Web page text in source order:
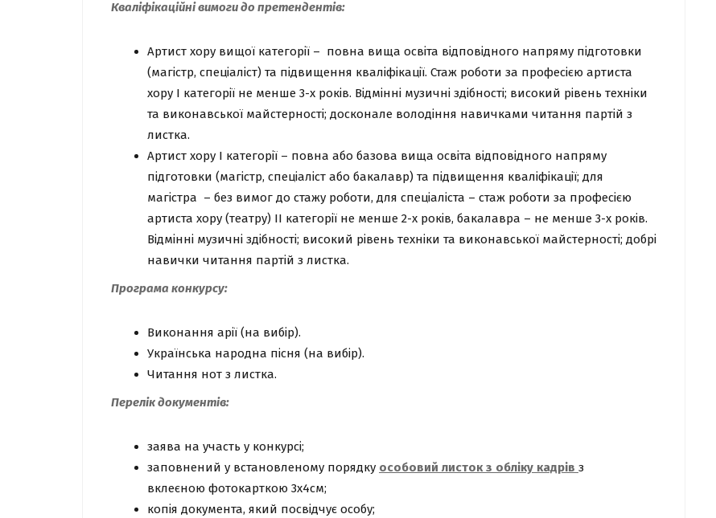
Кваліфікаційні вимоги до претендентів:
Артист хору вищої категорії – повна вища освіта відповідного напряму підготовки
(магістр, спеціаліст) та підвищення кваліфікації. Стаж роботи за професією артиста
хору I категорії не менше 3-х років. Відмінні музичні здібності; високий рівень техніки
та виконавської майстерності; досконале володіння навичками читання партій з
листка.
Артист хору І категорії – повна або базова вища освіта відповідного напряму
підготовки (магістр, спеціаліст або бакалавр) та підвищення кваліфікації; для
магістра – без вимог до стажу роботи, для спеціаліста – стаж роботи за професією
артиста хору (театру) ІІ категорії не менше 2-х років, бакалавра – не менше 3-х років.
Відмінні музичні здібності; високий рівень техніки та виконавської майстерності; добрі
навички читання партій з листка.
Програма конкурсу:
Виконання арії (на вибір).
Українська народна пісня (на вибір).
Читання нот з листка.
Перелік документів:
заява на участь у конкурсі;
заповнений у встановленому порядку особовий листок з обліку кадрів з
вклеєною фотокарткою 3х4см;
копія документа, який посвідчує особу;